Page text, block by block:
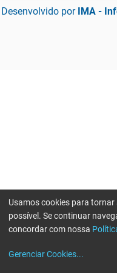
Desenvolvido por IMA -
Usamos cookies para tornar
possível. Se continuar
concordar com nossa
Gerenciar Cookies...
Erro ao enviar